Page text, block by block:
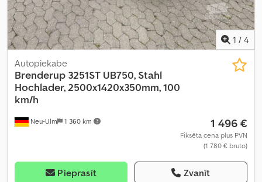
1 / 4
Neu-Ulm 1 360 km
Autopiekabe
Brenderup 3251ST UB750, Stahl
Hochlader, 2500x1420x350mm, 100
km/h
1 496 €
Fiksēta cena plus PVN
(1 780 € bruto)
Pieprasīt Zvanīt